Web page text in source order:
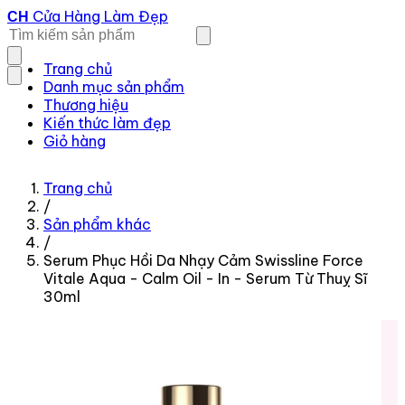
CH Cửa Hàng Làm Đẹp
Trang chủ
Danh mục sản phẩm
Thương hiệu
Kiến thức làm đẹp
Giỏ hàng
Trang chủ
/
Sản phẩm khác
/
Serum Phục Hồi Da Nhạy Cảm Swissline Force
Vitale Aqua - Calm Oil - In - Serum Từ Thuỵ Sĩ
30ml